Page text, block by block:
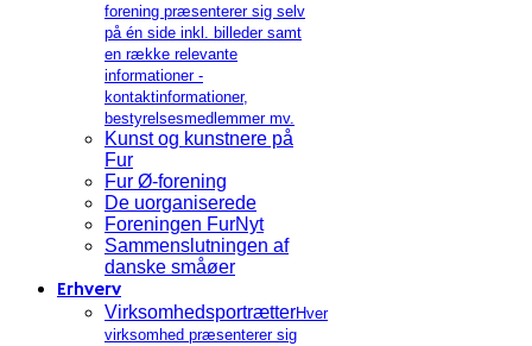
forening præsenterer sig selv
på én side inkl. billeder samt
en række relevante
informationer -
kontaktinformationer,
bestyrelsesmedlemmer mv.
Kunst og kunstnere på
Fur
Fur Ø-forening
De uorganiserede
Foreningen FurNyt
Sammenslutningen af
danske småøer
Erhverv
VirksomhedsportrætterHver
virksomhed præsenterer sig